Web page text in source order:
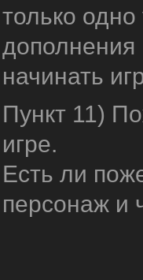
только
начинать
Пункт 11)
игре.
Есть ли
персонаж и